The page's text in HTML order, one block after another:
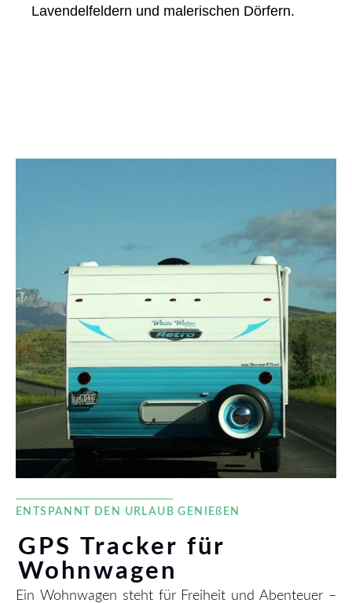
Lavendelfeldern und malerischen Dörfern.
ENTSPANNT DEN URLAUB GENIEßEN
GPS Tracker für
Wohnwagen
Ein Wohnwagen steht für Freiheit und Abenteuer –